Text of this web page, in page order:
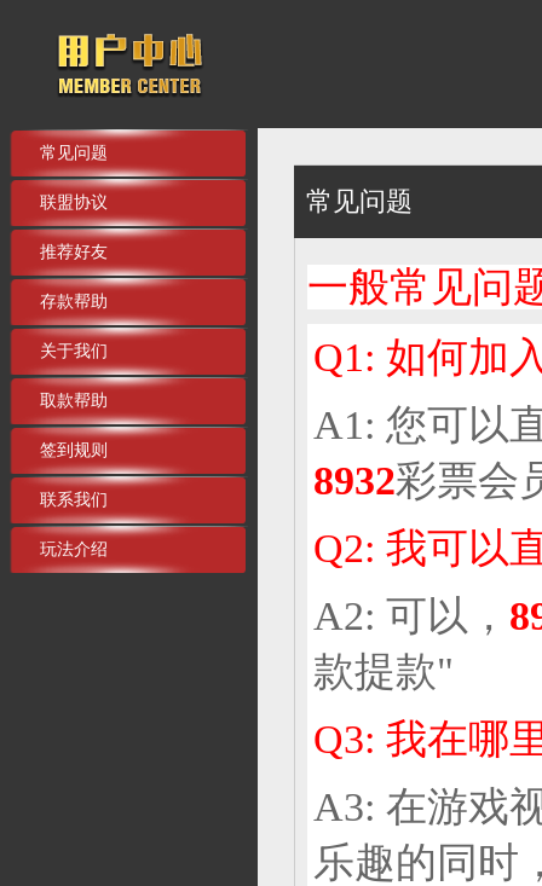
常见问题
联盟协议
推荐好友
存款帮助
关于我们
取款帮助
签到规则
联系我们
玩法介绍
常见问题
一般常见问
Q1: 如何加
A1: 您可以
8932彩票会
Q2: 我可以
A2: 可以，
款提款"
Q3: 我在哪
A3: 在游戏
乐趣的同时